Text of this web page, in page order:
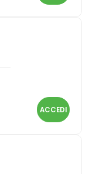
ACCEDI